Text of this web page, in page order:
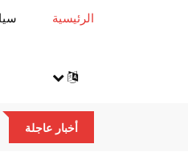
الرئيسية
أخبار عاجلة
هايدي البارودي تعود بـ